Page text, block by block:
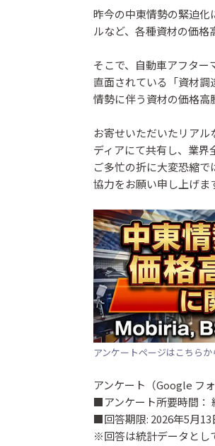
昨今の中東情勢の緊迫化
ルなど、各種資材の価格
そこで、自動車アフタ
直面されている「資材
情勢に伴う資材の価格高
お寄せいただいたリア
ディアにて共有し、業界
ご多忙の折に大変恐縮
協力をお願い申し上げま
アンケートページはこちらか
アンケート（Google フ
■アンケート所要時間：
■回答期限: 2026年5月13
※回答は統計データとし